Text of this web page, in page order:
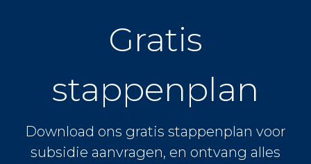
Gratis
stappenplan
Download ons gratis stappenplan voor
subsidie aanvragen, en ontvang alles